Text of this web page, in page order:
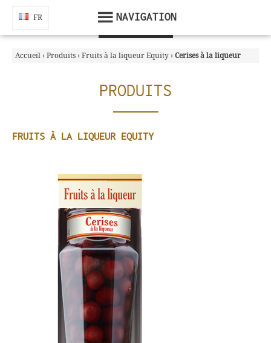
acceptez l'utilisation de cookies pour réaliser des statistiques de navigation.
FR FR NAVIGATION
Accueil › Produits › Fruits à la liqueur Equity › Cerises à la liqueur
PRODUITS
FRUITS À LA LIQUEUR EQUITY